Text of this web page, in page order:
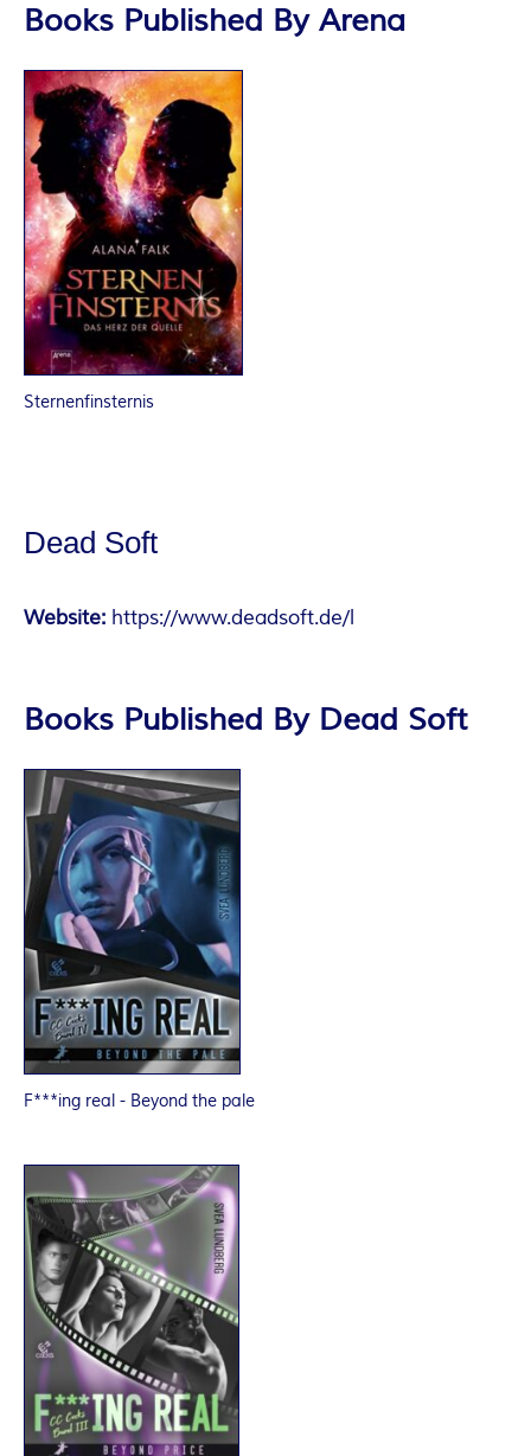
Books Published By Arena
Sternenfinsternis
Dead Soft
Website: https://www.deadsoft.de/l
Books Published By Dead Soft
F***ing real - Beyond the pale